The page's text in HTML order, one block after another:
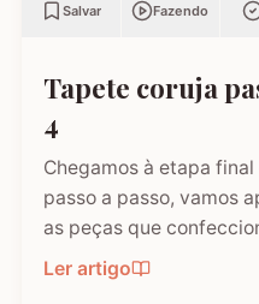
Salvar Fazendo
Tapete coruja
4
Chegamos à etapa
passo a passo, vamos
as peças que
finalizar o Tapete
trabalho ganha vida,
Ler artigo